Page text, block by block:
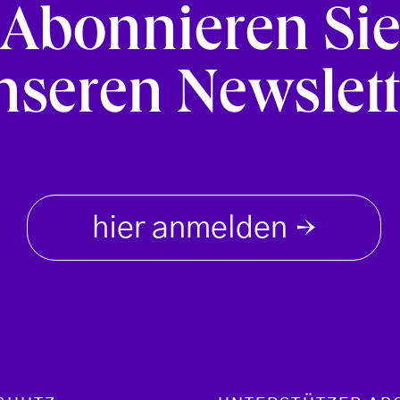
Abonnieren Sie
hier anmelden →